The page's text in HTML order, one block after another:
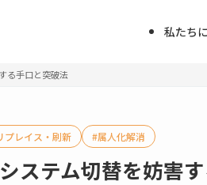
私たち
る手口と突破法
プレイス・刷新 属人化解消
ステム切替を妨害